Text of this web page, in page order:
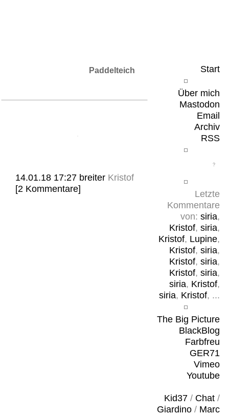
Start
Über mich
Mastodon
Email
Archiv
RSS
Letzte
Kommentare
von: siria,
Kristof, siria,
Kristof, Lupine,
Kristof, siria,
Kristof, siria,
Kristof, siria,
siria, Kristof,
siria, Kristof, ...
The Big Picture
BlackBlog
Farbfreu
GER71
Vimeo
Youtube
Kid37/ Chat/
Giardino/ Marc
Paddelteich
14.01.18 17:27 breiter Kristof
[2 Kommentare]